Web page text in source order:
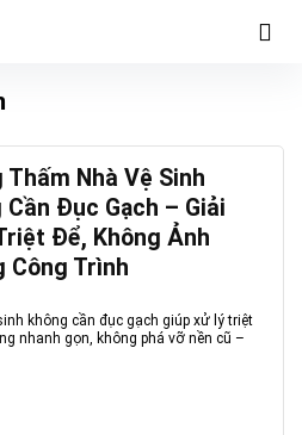
Thấm Nhà Vệ Sinh
Cần Đục Gạch – Giải
Để, Không Ảnh
Công Trình
không cần đục gạch giúp xử lý triệt
nhanh gọn, không phá vỡ nền cũ –